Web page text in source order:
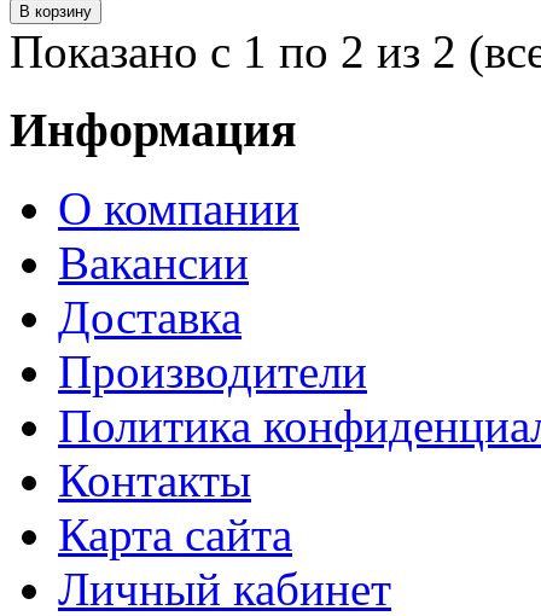
Показано с 1 по 2 из 2
Информация
О компании
Вакансии
Доставка
Производители
Политика
Контакты
Карта сайта
Личный кабинет